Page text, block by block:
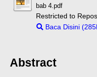
bab 4.pdf
Restricted to
Baca Disini
Abstract